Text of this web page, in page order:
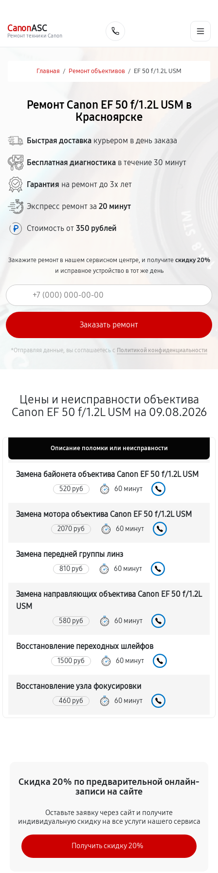
CanonASC
Ремонт техники Canon
Главная / Ремонт объективов / EF 50 f/1.2L USM
Ремонт Canon EF 50 f/1.2L USM в
Красноярске
Быстрая доставка курьером в день заказа
Бесплатная диагностика в течение 30 минут
Гарантия на ремонт до 3х лет
Экспресс ремонт за 20 минут
Стоимость от 350 рублей
Закажите ремонт в нашем сервисном центре, и получитескидку 20%
и исправное устройство в тот же день
*Отправляя данные, вы соглашаетесь с Политикой конфиденциальности
Цены и неисправности объектива
Canon EF 50 f/1.2L USM на 09.08.2026
Описание поломки или неисправности
Замена байонета объектива Canon EF 50 f/1.2L USM
520 руб 60 минут
Замена мотора объектива Canon EF 50 f/1.2L USM
2070 руб 60 минут
Замена передней группы линз
810 руб 60 минут
Замена направляющих объектива Canon EF 50 f/1.2L
USM
580 руб 60 минут
Восстановление переходных шлейфов
1500 руб 60 минут
Восстановление узла фокусировки
460 руб 60 минут
Восстановление после попадания влаги
1730 руб 60 минут
Чистка от пыли объектива Canon EF 50 f/1.2L USM
1500 руб 60 минут
Юстировка объектива Canon EF 50 f/1.2L USM
Скидка 20% по предварительной онлайн-
записи на сайте
Оставьте заявку через сайт и получите
индивидуальную скидку на все услуги нашего сервиса
Получить скидку 20%